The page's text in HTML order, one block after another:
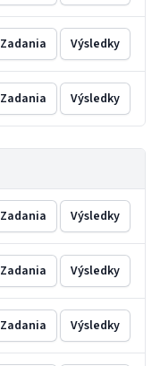
Zadania Výsledky
Zadania Výsledky
Zadania Výsledky
Zadania Výsledky
Zadania Výsledky